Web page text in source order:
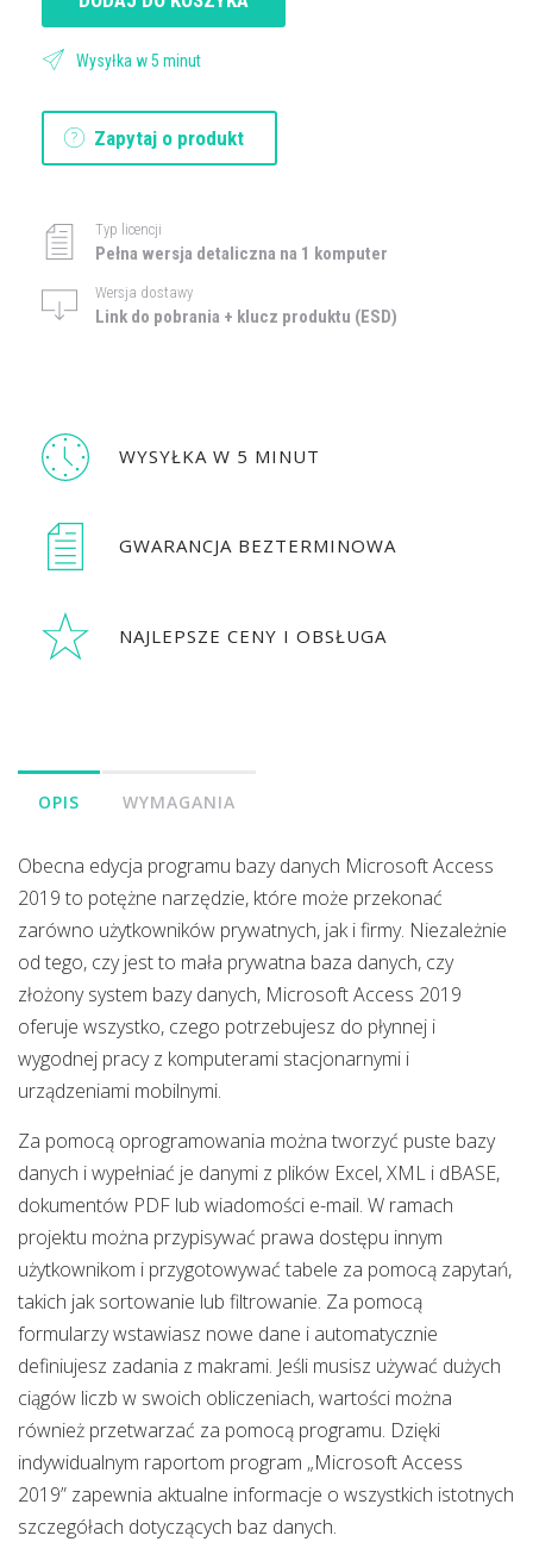
Wysyłka w 5 minut
Zapytaj o produkt
Typ licencji
Pełna wersja detaliczna na 1 komputer
Wersja dostawy
Link do pobrania + klucz produktu (ESD)
WYSYŁKA W 5 MINUT
GWARANCJA BEZTERMINOWA
NAJLEPSZE CENY I OBSŁUGA
OPIS WYMAGANIA
Obecna edycja programu bazy danych Microsoft Access
2019 to potężne narzędzie, które może przekonać
zarówno użytkowników prywatnych, jak i firmy. Niezależnie
od tego, czy jest to mała prywatna baza danych, czy
złożony system bazy danych, Microsoft Access 2019
oferuje wszystko, czego potrzebujesz do płynnej i
wygodnej pracy z komputerami stacjonarnymi i
urządzeniami mobilnymi.
Za pomocą oprogramowania można tworzyć puste bazy
danych i wypełniać je danymi z plików Excel, XML i dBASE,
dokumentów PDF lub wiadomości e-mail. W ramach
projektu można przypisywać prawa dostępu innym
użytkownikom i przygotowywać tabele za pomocą zapytań,
takich jak sortowanie lub filtrowanie. Za pomocą
formularzy wstawiasz nowe dane i automatycznie
definiujesz zadania z makrami. Jeśli musisz używać dużych
ciągów liczb w swoich obliczeniach, wartości można
również przetwarzać za pomocą programu. Dzięki
indywidualnym raportom program „Microsoft Access
2019” zapewnia aktualne informacje o wszystkich istotnych
szczegółach dotyczących baz danych.